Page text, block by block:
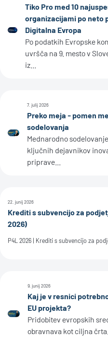
Tiko Pro med 10
organizacijami po neto
Digitalna Evropa
Po podatkih Evropske
uvršča na 9. mesto v
iz...
7. julij 2026
Preko meja - pomen
sodelovanja
Mednarodno
ključnih dejavnikov
priprave...
22. junij 2026
Krediti s subvencijo za
2026)
P4L 2026 | Krediti s subvencijo za
9. junij 2026
Kaj je v resnici
EU projekta?
Pridobitev evropskih
obravnava kot ciljna